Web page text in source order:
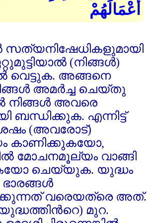
أَعْمَالَهُمْ
(നിങ്ങള്‍)
വെട്ടുക. അങ്ങനെ
അമര്‍ച്ച ചെയ്തു
നിങ്ങള്‍ അവരെ
ബന്ധിക്കുക. എന്നിട്ട്‌
(അവരോട്‌)
കാണിക്കുകയോ,
മോചനമൂല്യം വാങ്ങി
ചെയ്യുക. യുദ്ധം
വരെയത്രെ അത്‌.
മുറ.